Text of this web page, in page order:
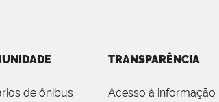
de ônibus
TRANSPARÊNCIA
Acesso à informação